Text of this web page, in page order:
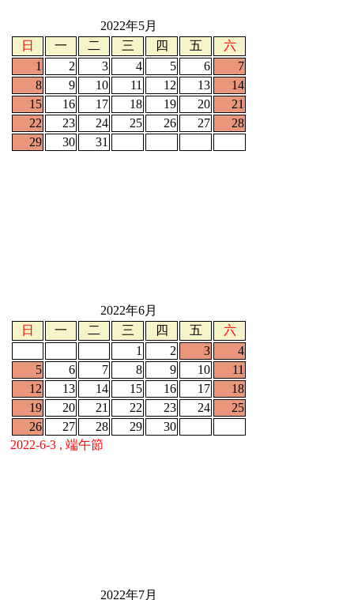
2022年5月
日
一 二 三 四 五
六
1
2 3 4 5 6
7
8
9 10 11 12 13
14
15
16 17 18 19 20
21
22
23 24 25 26 27
28
29
30 31
2022年6月
日
一 二 三 四 五
六
1
2 3
4
5
6 7 8 9 10
11
12
13 14 15 16 17
18
19
20 21 22 23 24
25
26
27 28 29
30
2022-6-3 , 端午節
2022年7月